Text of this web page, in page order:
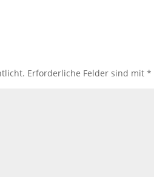
Erforderliche Felder sind mit*